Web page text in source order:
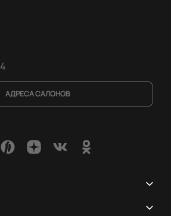
АДРЕСА САЛОНОВ